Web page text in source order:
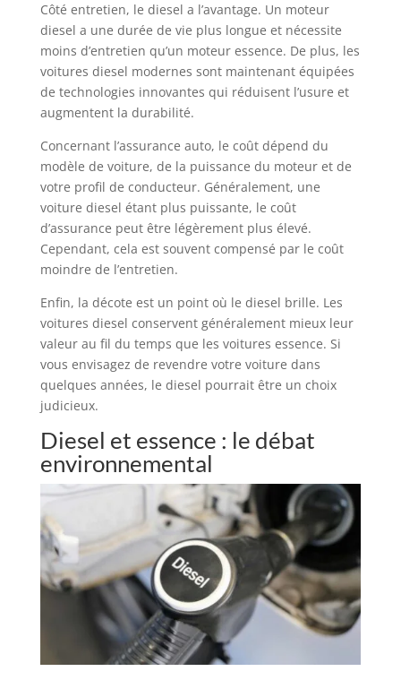
Côté entretien, le diesel a l’avantage. Un moteur
diesel a une durée de vie plus longue et nécessite
moins d’entretien qu’un moteur essence. De plus, les
voitures diesel modernes sont maintenant équipées
de technologies innovantes qui réduisent l’usure et
augmentent la durabilité.
Concernant l’assurance auto, le coût dépend du
modèle de voiture, de la puissance du moteur et de
votre profil de conducteur. Généralement, une
voiture diesel étant plus puissante, le coût
d’assurance peut être légèrement plus élevé.
Cependant, cela est souvent compensé par le coût
moindre de l’entretien.
Enfin, la décote est un point où le diesel brille. Les
voitures diesel conservent généralement mieux leur
valeur au fil du temps que les voitures essence. Si
vous envisagez de revendre votre voiture dans
quelques années, le diesel pourrait être un choix
judicieux.
Diesel et essence : le débat
environnemental